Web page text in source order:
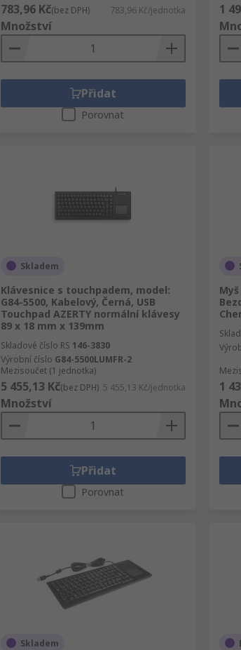
783,96 Kč(bez DPH) 783,96 Kč/jednotka
Množství
Přidat
Porovnat
1
Skladem
Klávesnice s touchpadem, model:
G84-5500, Kabelový, Černá, USB
Touchpad AZERTY normální klávesy
89 x 18 mm x 139mm
Skladové číslo RS 146-3830
Výrobní číslo G84-5500LUMFR-2
Mezisoučet (1 jednotka)
5 455,13 Kč(bez DPH) 5 455,13 Kč/jednotka
Množství
Přidat
Porovnat
1
Skladem